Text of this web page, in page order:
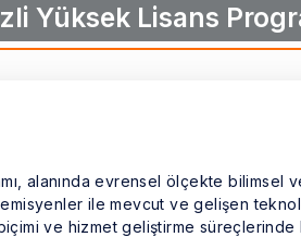
Yüksek Lisans
alanında evrensel ölçekte bilimsel
ile mevcut ve gelişen
ve hizmet geliştirme süreçlerinde